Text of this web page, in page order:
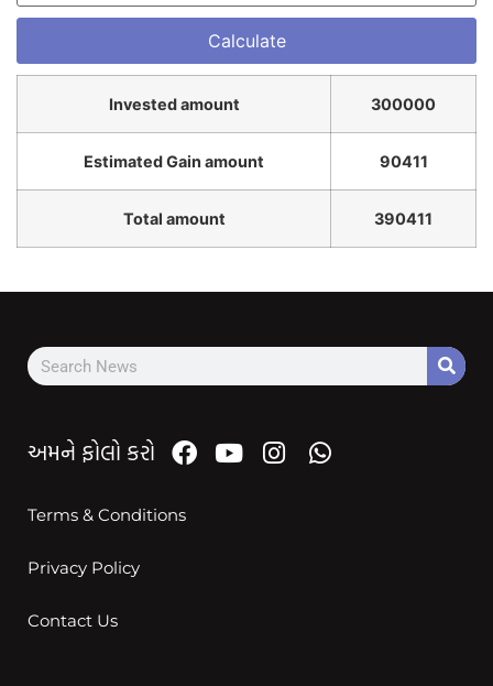
Invested amount 300000
Estimated Gain amount 90411
Total amount 390411
અમને ફોલો કરો
Terms & Conditions
Privacy Policy
Contact Us